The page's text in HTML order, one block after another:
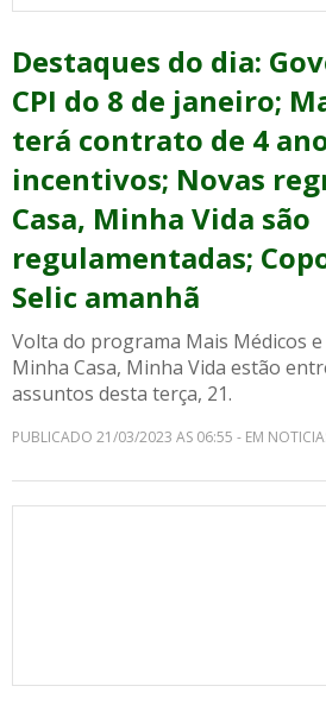
Destaques do dia:
CPI do 8 de janeiro;
terá contrato de 4
incentivos; Novas
Casa, Minha Vida são
regulamentadas;
Selic amanhã
Volta do programa Mais Médicos
Minha Casa, Minha Vida estão
assuntos desta terça, 21.
PUBLICADO 21/03/2023 AS 06:55 - EM